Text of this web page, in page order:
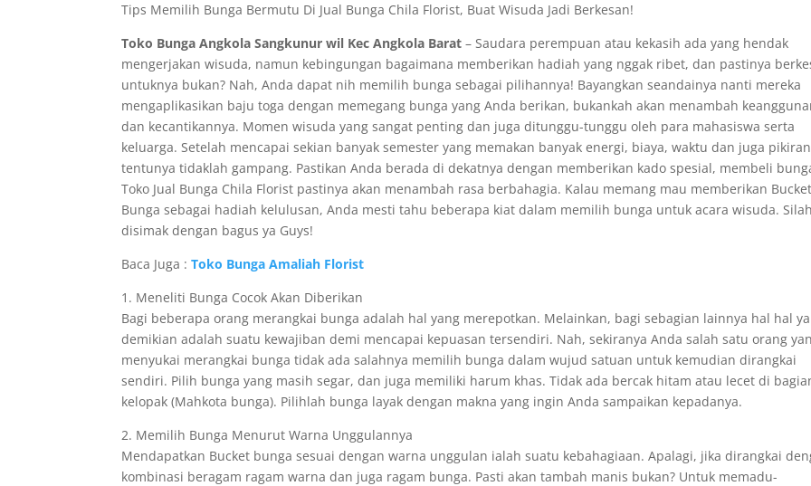
Tips Memilih Bunga Bermutu Di Jual Bunga Chila Florist, Buat Wisuda Jadi Berkesan!
Toko Bunga Angkola Sangkunur wil Kec Angkola Barat – Saudara perempuan atau kekasih ada yang hendak
mengerjakan wisuda, namun kebingungan bagaimana memberikan hadiah yang nggak ribet, dan pastinya
untuknya bukan? Nah, Anda dapat nih memilih bunga sebagai pilihannya! Bayangkan seandainya nanti mereka
mengaplikasikan baju toga dengan memegang bunga yang Anda berikan, bukankah akan menambah
dan kecantikannya. Momen wisuda yang sangat penting dan juga ditunggu-tunggu oleh para mahasiswa serta
keluarga. Setelah mencapai sekian banyak semester yang memakan banyak energi, biaya, waktu dan juga pikiran
tentunya tidaklah gampang. Pastikan Anda berada di dekatnya dengan memberikan kado spesial, membeli
Toko Jual Bunga Chila Florist pastinya akan menambah rasa berbahagia. Kalau memang mau memberikan Bucket
Bunga sebagai hadiah kelulusan, Anda mesti tahu beberapa kiat dalam memilih bunga untuk acara wisuda.
disimak dengan bagus ya Guys!
Baca Juga :Toko Bunga Amaliah Florist
1. Meneliti Bunga Cocok Akan Diberikan
Bagi beberapa orang merangkai bunga adalah hal yang merepotkan. Melainkan, bagi sebagian lainnya hal hal
demikian adalah suatu kewajiban demi mencapai kepuasan tersendiri. Nah, sekiranya Anda salah satu orang
menyukai merangkai bunga tidak ada salahnya memilih bunga dalam wujud satuan untuk kemudian dirangkai
sendiri. Pilih bunga yang masih segar, dan juga memiliki harum khas. Tidak ada bercak hitam atau lecet di
kelopak (Mahkota bunga). Pilihlah bunga layak dengan makna yang ingin Anda sampaikan kepadanya.
2. Memilih Bunga Menurut Warna Unggulannya
Mendapatkan Bucket bunga sesuai dengan warna unggulan ialah suatu kebahagiaan. Apalagi, jika dirangkai
kombinasi beragam ragam warna dan juga ragam bunga. Pasti akan tambah manis bukan? Untuk memadu-